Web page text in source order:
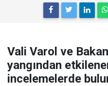
Vali Varol ve
yangından
incelemelerde